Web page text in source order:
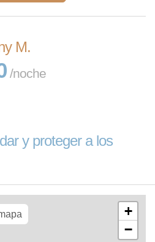
M.
/noche
y proteger a los
+
−
data ©
OpenStreetMap